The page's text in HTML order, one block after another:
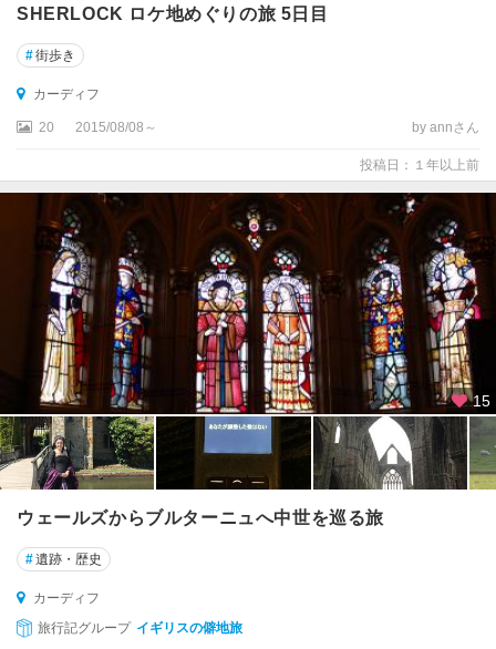
ル
ナ
デ
(
ト
ー
ド
ッ
ク
ラ
ン
SHERLOCK ロケ地めぐりの旅 5日目
#街歩き
カーディフ
20 2015/08/08～ by annさん
投稿日：１年以上前
15
ウェールズからブルターニュへ中世を巡る旅
#遺跡・歴史
カーディフ
旅行記グループ イギリスの僻地旅